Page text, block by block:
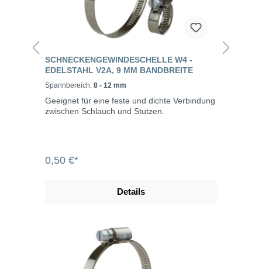
SCHNECKENGEWINDESCHELLE W4 -
EDELSTAHL V2A, 9 MM BANDBREITE
Spannbereich: 8 - 12 mm
Geeignet für eine feste und dichte Verbindung
zwischen Schlauch und Stutzen.
0,50 €*
Details